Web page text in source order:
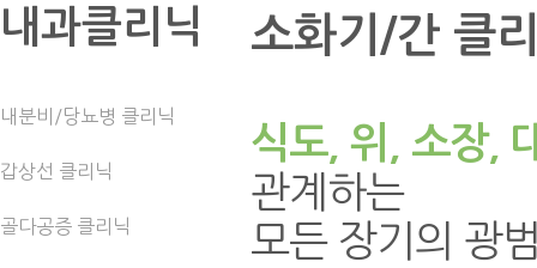
내과클리닉
내분비/당뇨병 클리닉
갑상선 클리닉
골다공증 클리닉
소화기/간 클
식도, 위, 소장,
관계하는
모든 장기의 광